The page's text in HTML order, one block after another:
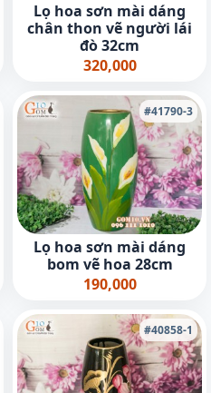
Lọ hoa sơn mài dáng
chân thon vẽ người lái
đò 32cm
320,000
#41790-3
Lọ hoa sơn mài dáng
bom vẽ hoa 28cm
190,000
#40858-1